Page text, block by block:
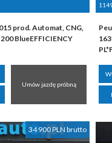
prod. Automat, CNG,
BlueEFFICIENCY
Umów jazdę próbną
34 900 PLN brutto